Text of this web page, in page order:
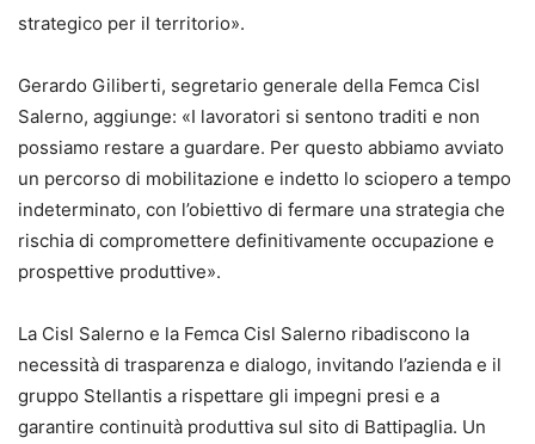
strategico per il territorio».
Gerardo Giliberti, segretario generale della Femca Cisl
Salerno, aggiunge: «I lavoratori si sentono traditi e non
possiamo restare a guardare. Per questo abbiamo avviato
un percorso di mobilitazione e indetto lo sciopero a tempo
indeterminato, con l’obiettivo di fermare una strategia che
rischia di compromettere definitivamente occupazione e
prospettive produttive».
La Cisl Salerno e la Femca Cisl Salerno ribadiscono la
necessità di trasparenza e dialogo, invitando l’azienda e il
gruppo Stellantis a rispettare gli impegni presi e a
garantire continuità produttiva sul sito di Battipaglia. Un